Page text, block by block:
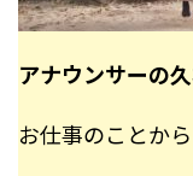
アナウンサーの久
お仕事のことか